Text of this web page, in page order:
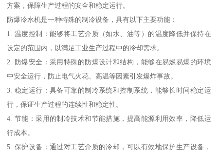
方案，保障生产过程的安全和稳定运行。
防爆冷水机是一种特殊的制冷设备，具有以下主要功能：
1. 温度控制：能够将工艺介质（如水、油等）的温度降低并保持在
设定的范围内，以满足工业生产过程中的冷却需求。
2. 防爆安全：采用特殊的防爆设计和结构，能够在易燃易爆的环境
中安全运行，防止电气火花、高温等因素引发爆炸事故。
3. 稳定运行：具备可靠的制冷系统和控制系统，能够长时间稳定运
行，保证生产过程的连续性和稳定性。
4. 节能：采用的制冷技术和节能措施，提高能源利用效率，降低运
行成本。
5. 保护设备：通过对工艺介质的冷却，可以有效地保护生产设备，